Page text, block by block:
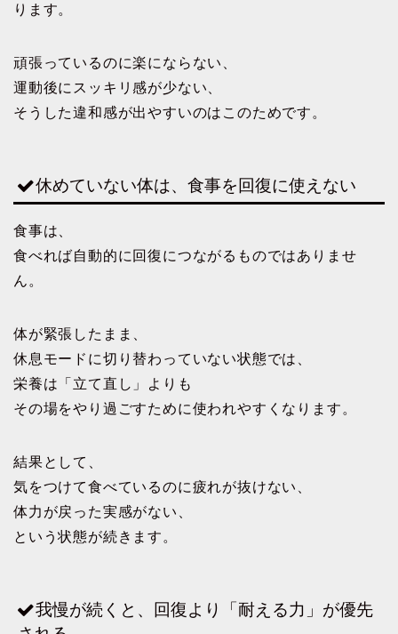
ります。
頑張っているのに楽にならない、
運動後にスッキリ感が少ない、
そうした違和感が出やすいのはこのためです。
休めていない体は、食事を回復に使えない
食事は、
食べれば自動的に回復につながるものではありませ
ん。
体が緊張したまま、
休息モードに切り替わっていない状態では、
栄養は「立て直し」よりも
その場をやり過ごすために使われやすくなります。
結果として、
気をつけて食べているのに疲れが抜けない、
体力が戻った実感がない、
という状態が続きます。
我慢が続くと、回復より「耐える力」が優先